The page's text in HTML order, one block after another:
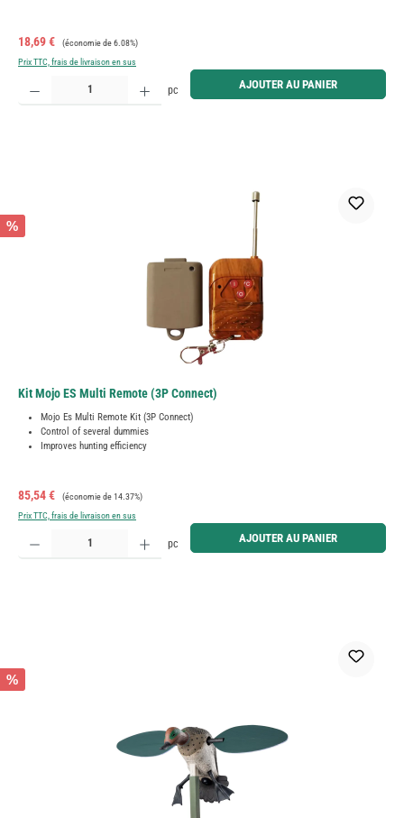
Prix de vente :
18,69 € Prix régulier :
(économie de 6.08%)
Prix TTC, frais de livraison en sus
Quantité de produit : Entrez la quantité souhaitée ou utilisez les boutons pour augmenter ou
pc AJOUTER AU PANIER
%
Kit Mojo ES Multi Remote (3P Connect)
Mojo Es Multi Remote Kit (3P Connect)
Control of several dummies
Improves hunting efficiency
Prix de vente :
85,54 € Prix régulier :
(économie de 14.37%)
Prix TTC, frais de livraison en sus
Quantité de produit : Entrez la quantité souhaitée ou utilisez les boutons pour augmenter ou
pc AJOUTER AU PANIER
%